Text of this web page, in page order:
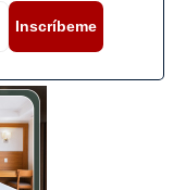
Inscríbeme